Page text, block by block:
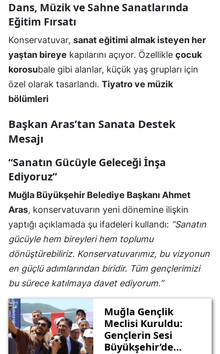
Dans, Müzik ve Sahne Sanatlarında
Eğitim Fırsatı
Konservatuvar, sanat eğitimi almak isteyen her
yaştan bireye kapılarını açıyor. Özellikle çocuk
korosubale gibi alanlar, küçük yaş grupları için
özel olarak tasarlandı. Tiyatro ve müzik
bölümleri
Başkan Aras’tan Sanata Destek
Mesajı
“Sanatın Gücüyle Geleceği İnşa
Ediyoruz”
Muğla Büyükşehir Belediye Başkanı Ahmet
Aras, konservatuvarın yeni dönemine ilişkin
yaptığı açıklamada şu ifadeleri kullandı: “Sanatın
gücüyle hem bireyleri hem toplumu
dönüştürebiliriz. Konservatuvarımız, bu vizyonun
en güçlü adımlarından biridir. Tüm gençlerimizi
bu sürece katılmaya davet ediyorum.”
Muğla Gençlik
Meclisi Kuruldu:
Gençlerin Sesi
Büyükşehir’de